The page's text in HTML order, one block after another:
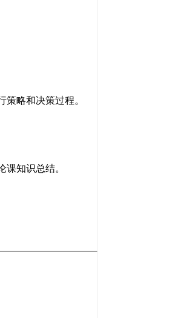
略和决策过程。
知识总结。